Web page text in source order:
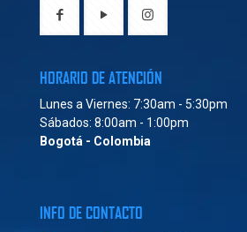
HORARIO DE ATENCIÓN
Lunes a Viernes: 7:30am - 5:30pm
Sábados: 8:00am - 1:00pm
Bogotá - Colombia
INFO DE CONTACTO